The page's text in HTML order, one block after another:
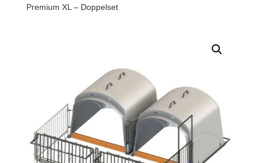
Premium XL – Doppelset